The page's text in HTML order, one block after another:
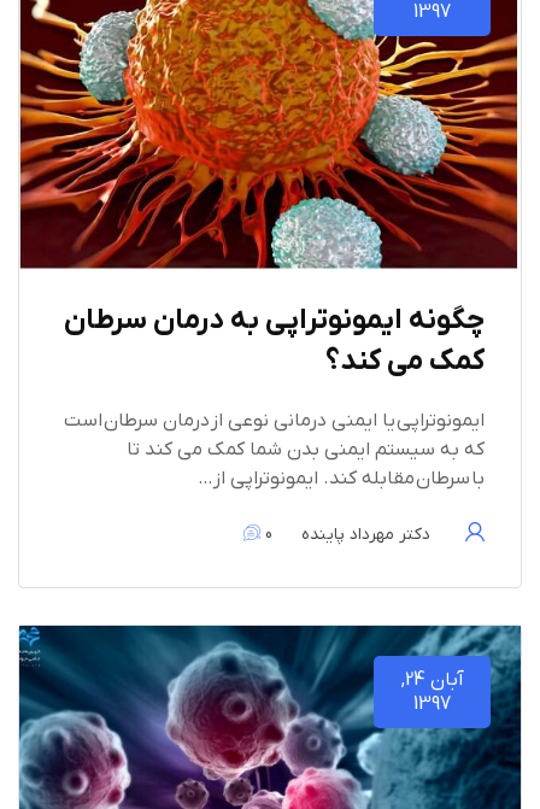
1397
چگونه ایمونوتراپی به درمان سرطان
کمک می کند؟
ایمونوتراپی یا ایمنی درمانی نوعی از درمان سرطان است
که به سیستم ایمنی بدن شما کمک می کند تا
با سرطان مقابله کند. ایمونوتراپی از…
دکتر مهرداد پاینده 0
آبان 24,
1397